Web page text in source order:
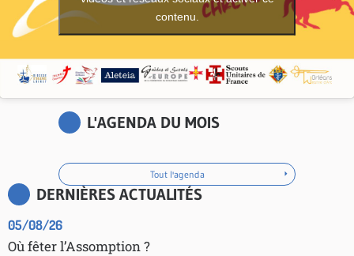
contenu.
L'AGENDA DU MOIS
Tout l'agenda
DERNIÈRES ACTUALITÉS
05/08/26
Où fêter l’Assomption ?